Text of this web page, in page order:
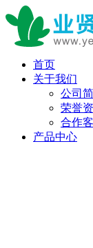
首页
关于我们
公司
荣誉
合作
产品中心